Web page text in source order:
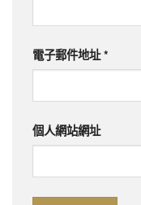
電子郵件地址*
個人網站網址